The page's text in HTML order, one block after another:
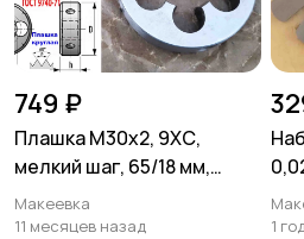
749 ₽
Плашка М30х2, 9ХС,
мелкий шаг, 65/18 мм,
ГОСТ 7740-71, СССР
Макеевка
11 месяцев назад
1